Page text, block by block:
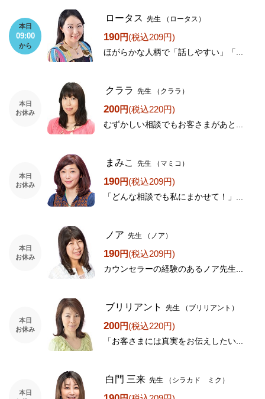
本日
09:00
から
ロータス 先生 （ロータス）
190円(税込209円)
ほがらかな人柄で「話しやすい」「...
本日
お休み
クララ 先生 （クララ）
200円(税込220円)
むずかしい相談でもお客さまがあと...
本日
お休み
まみこ 先生 （マミコ）
190円(税込209円)
「どんな相談でも私にまかせて！」...
本日
お休み
ノア 先生 （ノア）
190円(税込209円)
カウンセラーの経験のあるノア先生...
本日
お休み
ブリリアント 先生 （ブリリアント）
200円(税込220円)
「お客さまには真実をお伝えしたい...
本日
白門 三来 先生 （シラカド ミク）